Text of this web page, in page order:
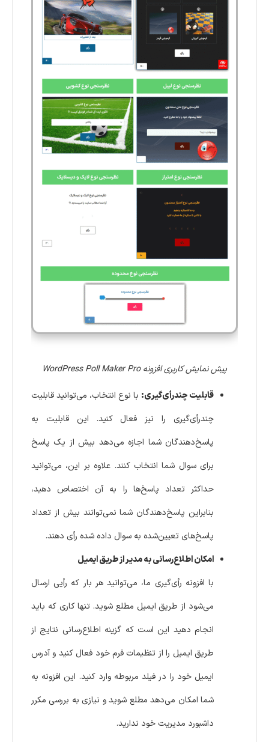
پیش نمایش کاربری افزونه WordPress Poll Maker Pro
قابلیت چندرأی‌گیری: با نوع انتخاب، می‌توانید قابلیت
چندرأی‌گیری را نیز فعال کنید. این قابلیت به
پاسخ‌دهندگان شما اجازه می‌دهد بیش از یک پاسخ
برای سوال شما انتخاب کنند. علاوه بر این، می‌توانید
حداکثر تعداد پاسخ‌ها را به آن اختصاص دهید،
بنابراین پاسخ‌دهندگان شما نمی‌توانند بیش از تعداد
پاسخ‌های تعیین‌شده به سوال داده شده رأی دهند.
امکان اطلاع‌رسانی به مدیر از طریق ایمیل
با افزونه رأی‌گیری ما، می‌توانید هر بار که رأیی ارسال
می‌شود از طریق ایمیل مطلع شوید. تنها کاری که باید
انجام دهید این است که گزینه اطلاع‌رسانی نتایج از
طریق ایمیل را از تنظیمات فرم خود فعال کنید و آدرس
ایمیل خود را در فیلد مربوطه وارد کنید. این افزونه به
شما امکان می‌دهد مطلع شوید و نیازی به بررسی مکرر
داشبورد مدیریت خود ندارید.